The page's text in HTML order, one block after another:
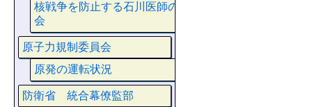
核戦争を防止する石川医師の
会
原子力規制委員会
原発の運転状況
防衛省 統合幕僚監部